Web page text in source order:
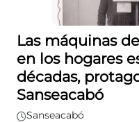
Las máquinas
en los hogares
décadas,
Sanseacabó
Sanseacabó